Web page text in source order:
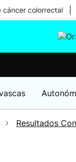
cáncer colorrectal
Resultados